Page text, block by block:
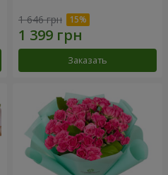
1 646 грн
Заказать